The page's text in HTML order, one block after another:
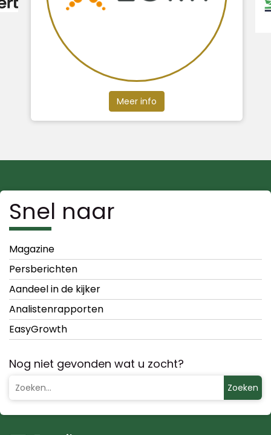
Meer info
Snel naar
Magazine
Persberichten
Aandeel in de kijker
Analistenrapporten
EasyGrowth
Nog niet gevonden wat u zocht?
Zoeken